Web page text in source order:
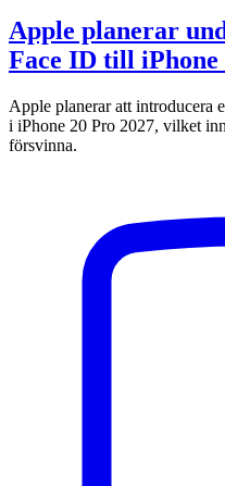
Apple planerar
Face ID till iPhone
Apple planerar att introducera
i iPhone 20 Pro 2027, vilket
försvinna.